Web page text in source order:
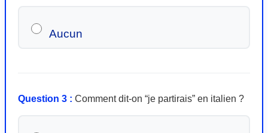
Aucun
Question 3 : Comment dit-on “je partirais” en italien ?